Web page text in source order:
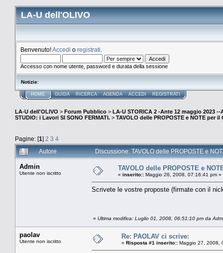
LA-U dell'OLIVO
Benvenuto!Accedi o registrati
Accesso con nome utente, password e durata della sessione
Notizie:
HOME GUIDA RICERCA AGENDA ACCEDI REGISTRATI
LA-U dell'OLIVO > Forum Pubblico > LA-U STORICA 2 -Ante 12 maggio 2023 --
STUDIO: i Lavori SI SONO FERMATI. > TAVOLO delle PROPOSTE e NOTE per il
Pagine: [1] 2 3 4
Autore
Discussione: TAVOLO delle PROPOSTE e
Admin
Utente non iscritto
TAVOLO delle PROPOSTE e
« inserito:: Maggio 26, 2008, 07:16:41 pm »
Scrivete le vostre proposte (firmate con il
« Ultima modifica: Luglio 01, 2008, 06:51:10 pm da
paolav
Utente non iscritto
Re: PAOLAV ci scrive:
« Risposta #1 inserito:: Maggio 27, 2008,